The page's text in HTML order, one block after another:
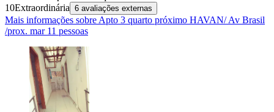
10Extraordinária 6 avaliações externas
Mais informações sobre Apto 3 quarto próximo HAVAN/ Av Brasil
/prox. mar 11 pessoas